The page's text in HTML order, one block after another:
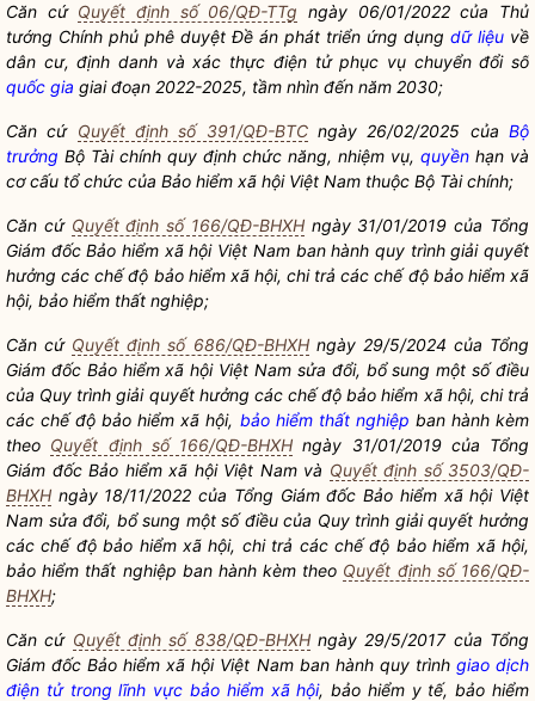
Căn cứ Quyết định số 06/QĐ-TTg ngày 06/01/2022 của Thủ
tướng Chính phủ phê duyệt Đề án phát triển ứng dụng dữ liệu về
dân cư, định danh và xác thực điện tử phục vụ chuyển đổi số
quốc gia giai đoạn 2022-2025, tầm nhìn đến năm 2030;
Căn cứ Quyết định số 391/QĐ-BTCngày 26/02/2025 củaBộ
trưởng Bộ Tài chính quy định chức năng, nhiệm vụ, quyền hạn và
cơ cấu tổ chức của Bảo hiểm xã hội Việt Nam thuộc Bộ Tài chính;
Căn cứ Quyết định số 166/QĐ-BHXHngày 31/01/2019 của Tổng
Giám đốc Bảo hiểm xã hội Việt Nam ban hành quy trình giải quyết
hưởng các chế độ bảo hiểm xã hội, chi trả các chế độ bảo hiểm xã
hội, bảo hiểm thất nghiệp;
Căn cứ Quyết định số 686/QĐ-BHXHngày 29/5/2024 của Tổng
Giám đốc Bảo hiểm xã hội Việt Nam sửa đổi, bổ sung một số điều
của Quy trình giải quyết hưởng các chế độ bảo hiểm xã hội, chi trả
các chế độ bảo hiểm xã hội, bảo hiểm thất nghiệp ban hành kèm
theo Quyết định số 166/QĐ-BHXH ngày 31/01/2019 của Tổng
Giám đốc Bảo hiểm xã hội Việt Nam và Quyết định số 3503/QĐ-
BHXH ngày 18/11/2022 của Tổng Giám đốc Bảo hiểm xã hội Việt
Nam sửa đổi, bổ sung một số điều của Quy trình giải quyết hưởng
các chế độ bảo hiểm xã hội, chi trả các chế độ bảo hiểm xã hội,
bảo hiểm thất nghiệp ban hành kèm theo Quyết định số 166/QĐ-
BHXH;
Căn cứ Quyết định số 838/QĐ-BHXHngày 29/5/2017 của Tổng
Giám đốc Bảo hiểm xã hội Việt Nam ban hành quy trình giao dịch
điện tử trong lĩnh vực bảo hiểm xã hội, bảo hiểm y tế,bảo hiểm